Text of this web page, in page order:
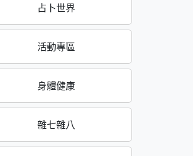
占卜世界
活動專區
身體健康
雜七雜八